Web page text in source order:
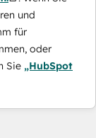
und
für
oder
Sie „HubSpot